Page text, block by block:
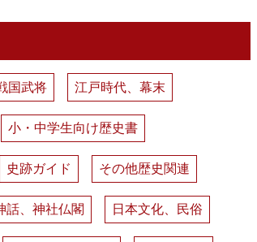
国武将 江戸時代、幕末
小・中学生向け歴史書
史跡ガイド その他歴史関連
話、神社仏閣 日本文化、民俗